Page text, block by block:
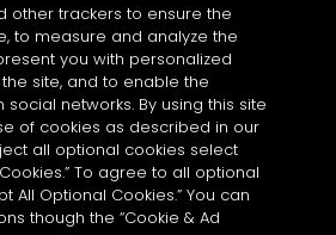
other trackers to ensure the
to measure and analyze the
you with personalized
site, and to enable the
networks. By using this site
of cookies as described in our
all optional cookies select
To agree to all optional
All Optional Cookies.” You can
though the “Cookie & Ad